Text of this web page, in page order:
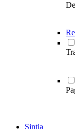
Sintia